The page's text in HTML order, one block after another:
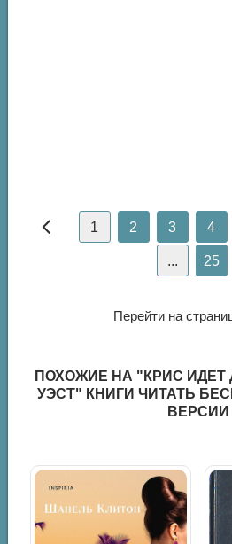
1 2 3 4
... 25
Перейти на
ПОХОЖИЕ НА "КРИС ИДЕТ
УЭСТ" КНИГИ ЧИТАТЬ
ВЕРСИИ